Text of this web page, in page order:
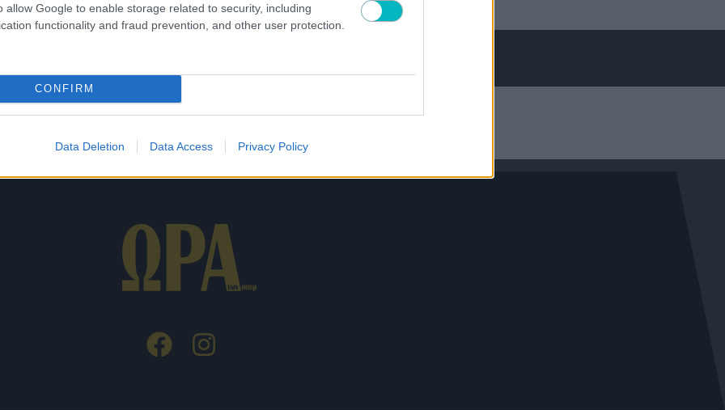
allow Google to enable storage related to security, including
functionality and fraud prevention, and other user protection.
CONFIRM
Data Deletion Data Access Privacy Policy
1 2 3 4 »
την Αντερλεχτ
μπακ